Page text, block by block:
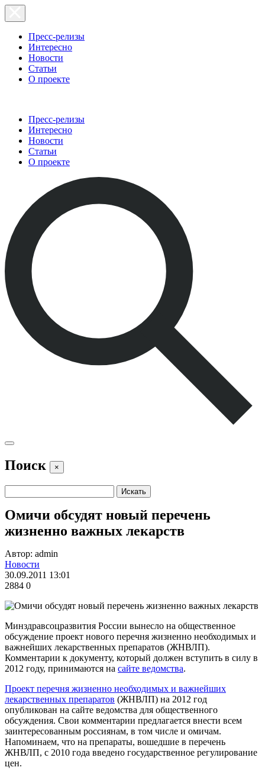
Пресс-релизы
Интересно
Новости
Статьи
О проекте
Пресс-релизы
Интересно
Новости
Статьи
О проекте
Поиск ×
Омичи обсудят новый перечень
жизненно важных лекарств
Автор: admin
Новости
30.09.2011 13:01
2884 0
Минздравсоцразвития России вынесло на общественное
обсуждение проект нового перечня жизненно необходимых и
важнейших лекарственных препаратов (ЖНВЛП).
Комментарии к документу, который должен вступить в силу в
2012 году, принимаются на сайте ведомства.
Проект перечня жизненно необходимых и важнейших
лекарственных препаратов (ЖНВЛП) на 2012 год
опубликован на сайте ведомства для общественного
обсуждения. Свои комментарии предлагается внести всем
заинтересованным россиянам, в том числе и омичам.
Напоминаем, что на препараты, вошедшие в перечень
ЖНВЛП, с 2010 года введено государственное регулирование
цен.